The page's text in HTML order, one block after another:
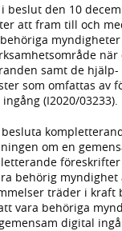
beslut den 10
att fram till och
när
samt de hjälp-
som omfattas av
(I2020/03233).
om en
behörig myndighet
träder i kraft
vara behöriga
digital